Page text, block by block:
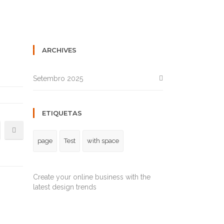
ARCHIVES
Setembro 2025
ETIQUETAS
page Test with space
Create your online business with the
latest design trends